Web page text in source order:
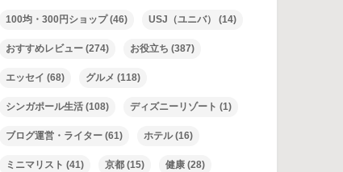
100均・300円ショップ(46) USJ（ユニバ） (14)
おすすめレビュー (274) お役立ち (387)
エッセイ (68) グルメ (118)
シンガポール生活 (108) ディズニーリゾート (1)
ブログ運営・ライター (61) ホテル(16)
ミニマリスト (41) 京都 (15) 健康 (28)